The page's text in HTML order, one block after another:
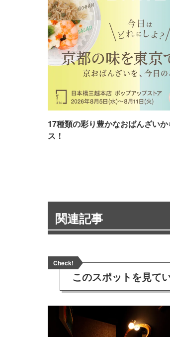
17種類の彩り豊かなおばんざい
ス！
関連記事
Check!
このスポットを見て